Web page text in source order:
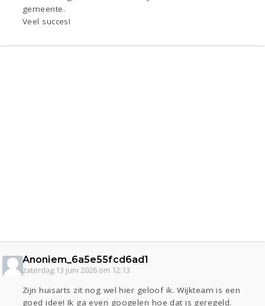
gemeente.
Veel succes!
Anoniem_6a5e55fcd6ad1
zaterdag 13 juni 2026 om 12:13
Zijn huisarts zit nog wel hier geloof ik. Wijkteam is een
goed idee! Ik ga even googelen hoe dat is geregeld.